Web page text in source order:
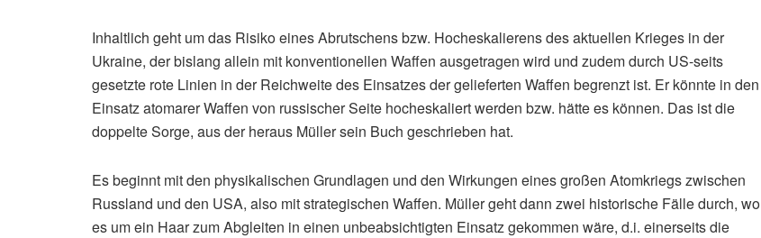
Inhaltlich geht um das Risiko eines Abrutschens bzw. Hocheskalierens des aktuellen Krieges in der
Ukraine, der bislang allein mit konventionellen Waffen ausgetragen wird und zudem durch US-seits
gesetzte rote Linien in der Reichweite des Einsatzes der gelieferten Waffen begrenzt ist. Er könnte in den
Einsatz atomarer Waffen von russischer Seite hocheskaliert werden bzw. hätte es können. Das ist die
doppelte Sorge, aus der heraus Müller sein Buch geschrieben hat.
Es beginnt mit den physikalischen Grundlagen und den Wirkungen eines großen Atomkriegs zwischen
Russland und den USA, also mit strategischen Waffen. Müller geht dann zwei historische Fälle durch, wo
es um ein Haar zum Abgleiten in einen unbeabsichtigten Einsatz gekommen wäre, d.i. einerseits die